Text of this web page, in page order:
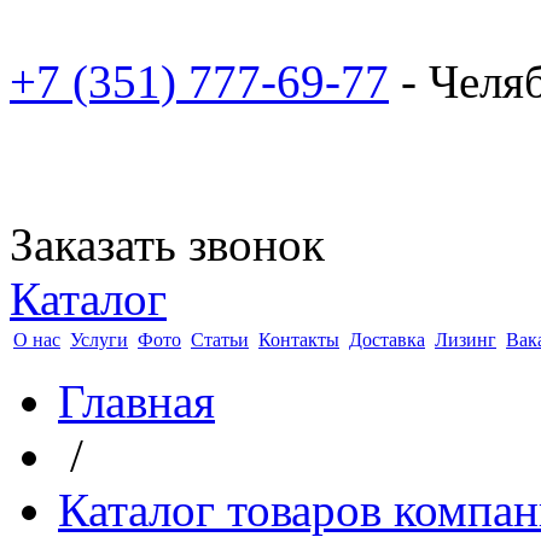
+7 (351) 777-69-77 -
Заказать звонок
Каталог
О нас Услуги Фото Статьи Контакты Доставка Лизинг
Главная
/
Каталог товаров